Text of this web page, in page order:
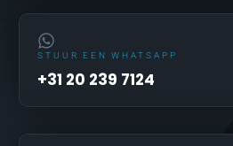
STUUR EEN WHATSAPP
+31 20 239 7124